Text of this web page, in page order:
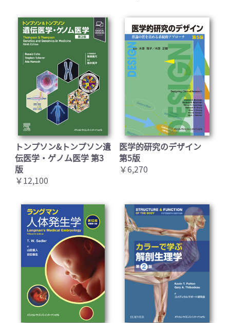
トンプソン&トンプソン遺
伝医学・ゲノム医学 第3
版
￥12,100
医学的研究のデザイン
第5版
￥6,270